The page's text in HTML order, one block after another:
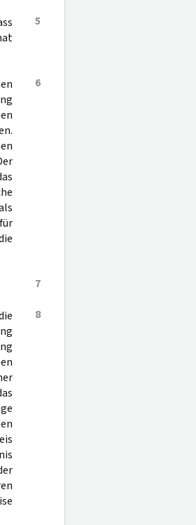
5
6
7
8